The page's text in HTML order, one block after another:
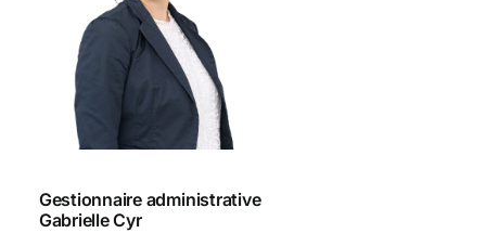
Gestionnaire administrative
Gabrielle Cyr